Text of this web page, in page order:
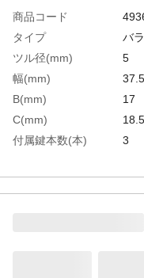
商品コード
タイプ
バラ
ツル径(mm)
5
幅(mm)
37.5
B(mm)
17
C(mm)
18.5
付属鍵本数(本)
3
重さ